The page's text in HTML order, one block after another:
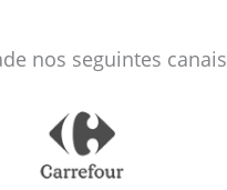
nos seguintes canais